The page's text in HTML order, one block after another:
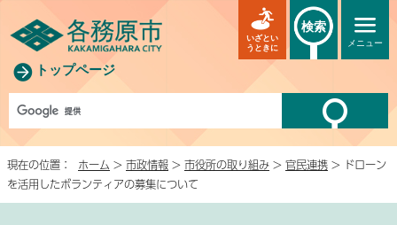
トップページ
メニュー
いざとい
うときに
検索
現在の位置： ホーム > 市政情報 > 市役所の取り組み > 官民連携 > ドローン
を活用したボランティアの募集について